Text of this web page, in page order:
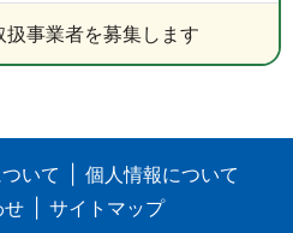
事業者を募集します
いて
個人情報について
せ
サイトマップ